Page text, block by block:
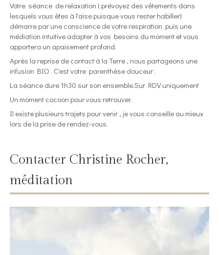
Votre séance de relaxation ( prévoyez des vêtements dans
lesquels vous êtes à l'aise puisque vous rester habiller)
démarre par une conscience de votre respiration puis une
médiation intuitive adapter à vos besoins du moment et vous
apportera un apaisement profond.
Après la reprise de contact à la Terre , nous partageons une
infusion BIO . C'est votre parenthèse douceur .
La séance dure 1h30 sur son ensemble.Sur RDV uniquement
Un moment cocoon pour vous retrouver.
Il existe plusieurs trajets pour venir , je vous conseille au mieux
lors de la prise de rendez-vous.
Contacter Christine Rocher,
méditation